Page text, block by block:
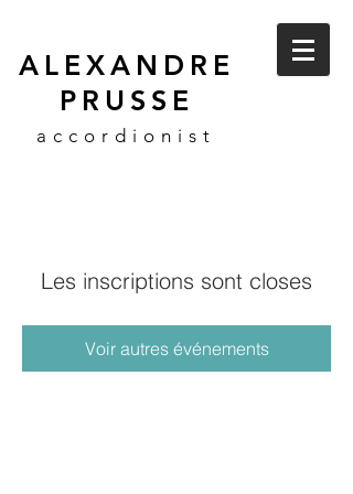
ALEXANDRE
PRUSSE
accordionist
Les inscriptions sont closes
Voir autres événements